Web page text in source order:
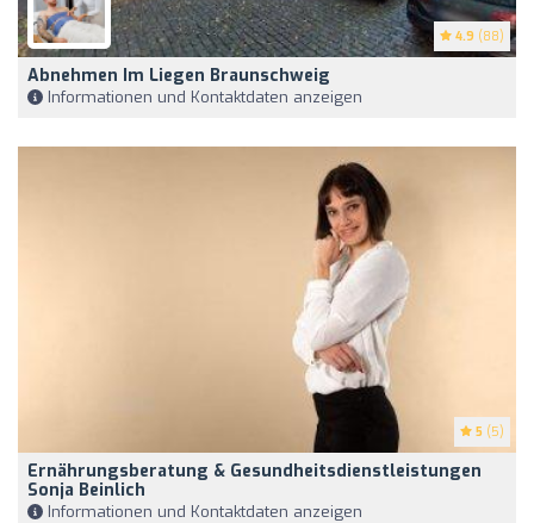
4.9 (88)
Abnehmen Im Liegen Braunschweig
Informationen und Kontaktdaten anzeigen
5 (5)
Ernährungsberatung & Gesundheitsdienstleistungen
Sonja Beinlich
Informationen und Kontaktdaten anzeigen